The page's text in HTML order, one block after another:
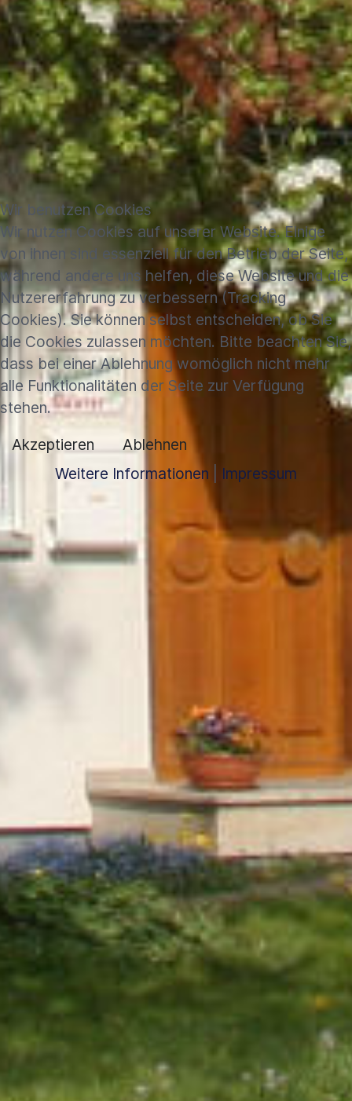
Wir benutzen Cookies
Wir nutzen Cookies auf unserer Website. Einige
von ihnen sind essenziell für den Betrieb der Seite,
während andere uns helfen, diese Website und die
Nutzererfahrung zu verbessern (Tracking
Cookies). Sie können selbst entscheiden, ob Sie
die Cookies zulassen möchten. Bitte beachten Sie,
dass bei einer Ablehnung womöglich nicht mehr
alle Funktionalitäten der Seite zur Verfügung
stehen.
Akzeptieren
Ablehnen
Weitere Informationen
Impressum